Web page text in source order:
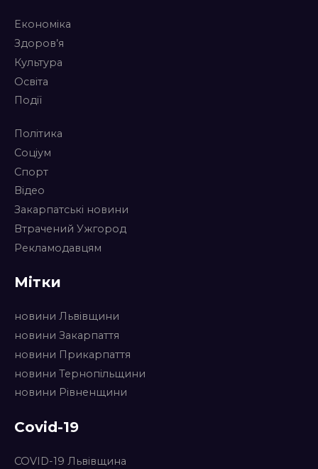
Економіка
Здоров’я
Культура
Освіта
Події
Політика
Соціум
Спорт
Відео
Закарпатські новини
Втрачений Ужгород
Рекламодавцям
Мітки
новини Львівщини
новини Закарпаття
новини Прикарпаття
новини Тернопільщини
новини Рівненщини
Covid-19
COVID-19 Львівщина